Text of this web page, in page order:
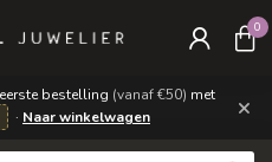
bestelling (vanaf €50) met
· Naar winkelwagen ×
0